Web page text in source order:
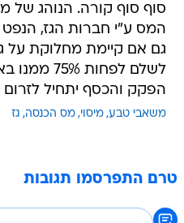
סוף סוף קורה. הנוהג
המס ע"י חברות הגז,
גם אם קיימת מחלוקת על
לשלם
הפקק והכסף יתחיל
משאבי טבע מיסוי מס הכנסה גז
טרם התפרסמו תגובות